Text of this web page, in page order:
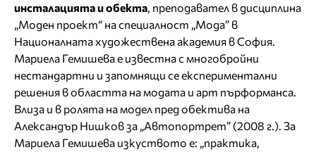
инсталацията и обекта, преподавател в дисциплина
„Моден проект“ на специалност „Мода” в
Националната художествена академия в София.
Мариела Гемишева е известна с многобройни
нестандартни и запомнящи се експериментални
решения в областта на модата и арт пърформанса.
Влиза и в ролята на модел пред обектива на
Александър Нишков за „Автопортрет” (2008 г.). За
Мариела Гемишева изкуството е: „практика,